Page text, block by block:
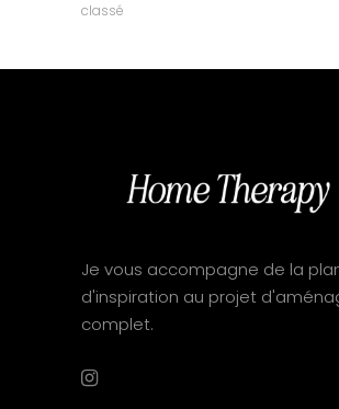
classé
Je vous accompagne de la
d'inspiration au projet
complet.